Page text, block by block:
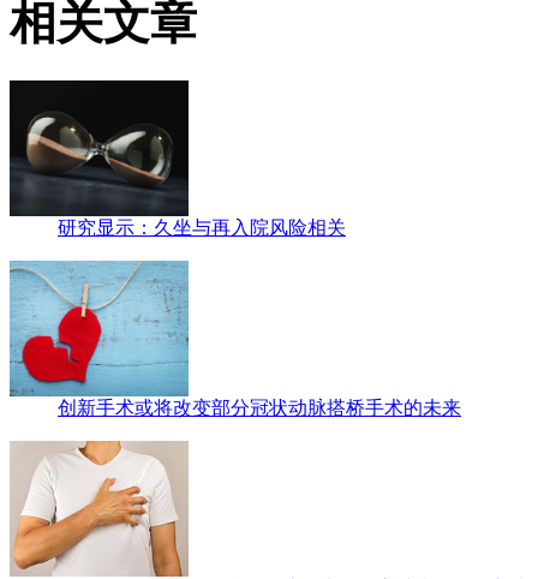
相关文章
研究显示：久坐与再入院风险相关
创新手术或将改变部分冠状动脉搭桥手术的未来